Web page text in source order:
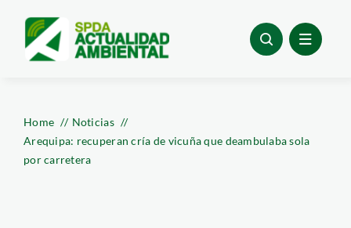
content
Home
Noticias
Arequipa: recuperan cría de vicuña que deambulaba sola
por carretera